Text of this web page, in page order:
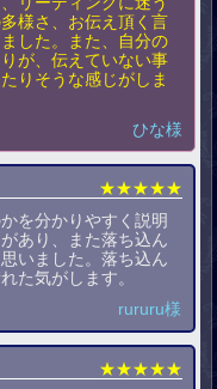
様さ、お伝え頂く言
した。また、自分の
が、伝えていない事
りそうな感じがしま
ひな様
★★★★★
を分かりやすく説明
あり、また落ち込ん
いました。落ち込ん
た気がします。
rururu様
★★★★★